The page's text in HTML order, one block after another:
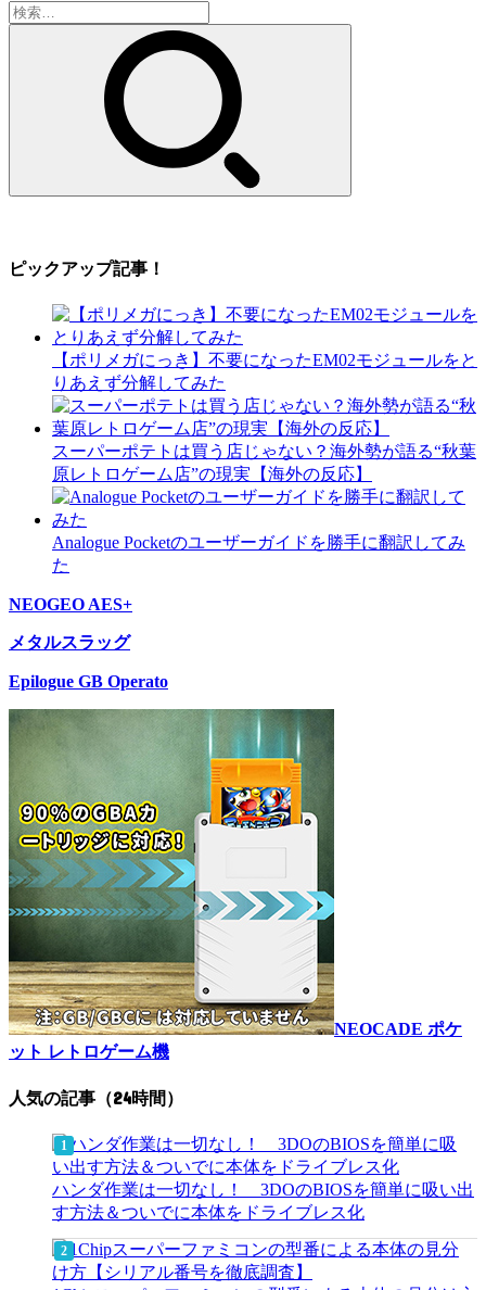
検
索:
ピックアップ記事！
【ポリメガにっき】不要になったEM02モジュールをと
りあえず分解してみた
スーパーポテトは買う店じゃない？海外勢が語る“秋葉
原レトロゲーム店”の現実【海外の反応】
Analogue Pocketのユーザーガイドを勝手に翻訳してみ
た
NEOGEO AES+
メタルスラッグ
Epilogue GB Operato
NEOCADE ポケ
ット レトロゲーム機
人気の記事（24時間）
ハンダ作業は一切なし！ 3DOのBIOSを簡単に吸い出
す方法＆ついでに本体をドライブレス化